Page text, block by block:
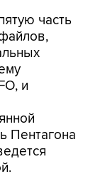
часть
и
Пентагона